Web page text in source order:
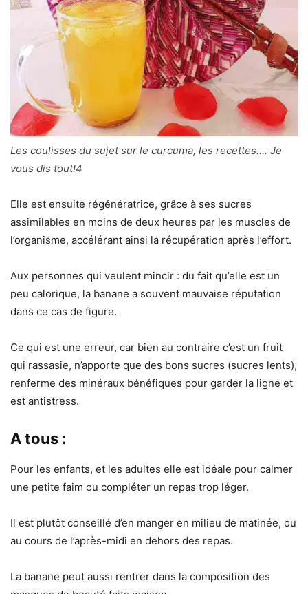
Les coulisses du sujet sur le curcuma, les recettes…. Je
vous dis tout!4
Elle est ensuite régénératrice, grâce à ses sucres
assimilables en moins de deux heures par les muscles de
l’organisme, accélérant ainsi la récupération après l’effort.
Aux personnes qui veulent mincir : du fait qu’elle est un
peu calorique, la banane a souvent mauvaise réputation
dans ce cas de figure.
Ce qui est une erreur, car bien au contraire c’est un fruit
qui rassasie, n’apporte que des bons sucres (sucres lents),
renferme des minéraux bénéfiques pour garder la ligne et
est antistress.
A tous :
Pour les enfants, et les adultes elle est idéale pour calmer
une petite faim ou compléter un repas trop léger.
Il est plutôt conseillé d’en manger en milieu de matinée, ou
au cours de l’après-midi en dehors des repas.
La banane peut aussi rentrer dans la composition des